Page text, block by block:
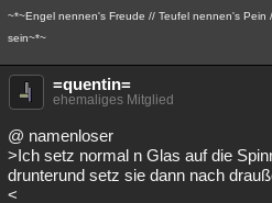
~*~Engel nennen's Freude // Teufel nennen's Pein
sein~*~
=quentin=
ehemaliges Mitglied
@ namenloser
>Ich setz normal n Glas auf die
drunterund setz sie dann nach
<